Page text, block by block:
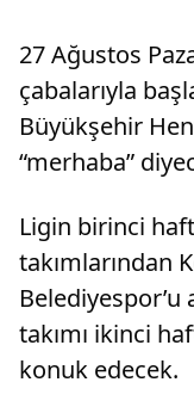
27 Ağustos
çabalarıyla
Büyükşehir
“merhaba”
Ligin birinci
takımlarından
Belediyespor’u
takımı ikinci
konuk edecek.